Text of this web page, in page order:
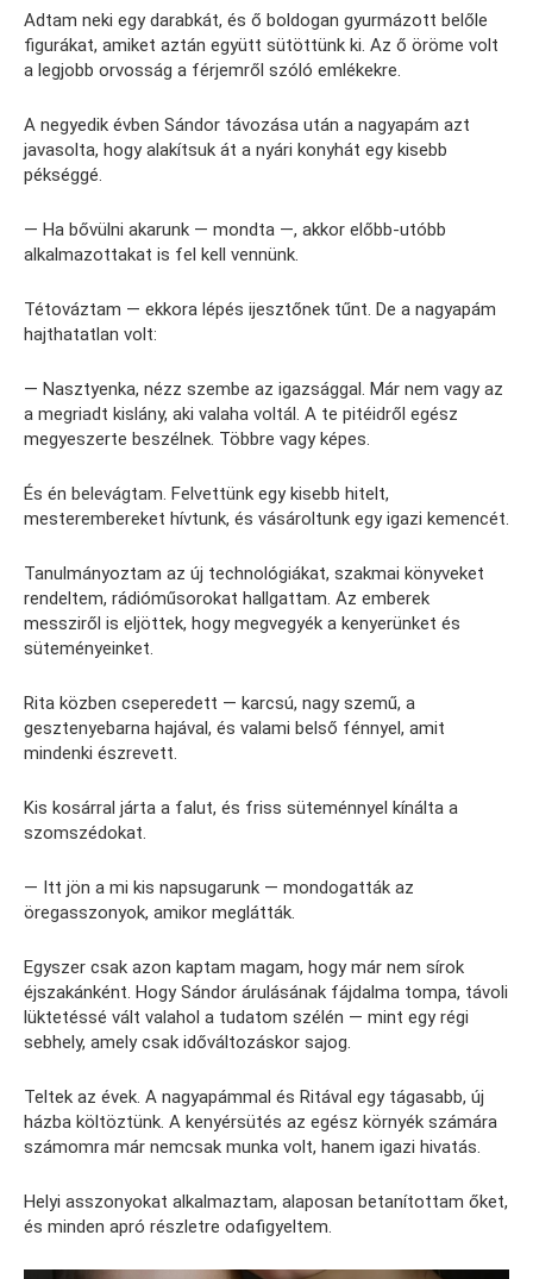
Adtam neki egy darabkát, és ő boldogan gyurmázott belőle
figurákat, amiket aztán együtt sütöttünk ki. Az ő öröme volt
a legjobb orvosság a férjemről szóló emlékekre.
A negyedik évben Sándor távozása után a nagyapám azt
javasolta, hogy alakítsuk át a nyári konyhát egy kisebb
pékséggé.
— Ha bővülni akarunk — mondta —, akkor előbb-utóbb
alkalmazottakat is fel kell vennünk.
Tétováztam — ekkora lépés ijesztőnek tűnt. De a nagyapám
hajthatatlan volt:
— Nasztyenka, nézz szembe az igazsággal. Már nem vagy az
a megriadt kislány, aki valaha voltál. A te pitéidről egész
megyeszerte beszélnek. Többre vagy képes.
És én belevágtam. Felvettünk egy kisebb hitelt,
mesterembereket hívtunk, és vásároltunk egy igazi kemencét.
Tanulmányoztam az új technológiákat, szakmai könyveket
rendeltem, rádióműsorokat hallgattam. Az emberek
messziről is eljöttek, hogy megvegyék a kenyerünket és
süteményeinket.
Rita közben cseperedett — karcsú, nagy szemű, a
gesztenyebarna hajával, és valami belső fénnyel, amit
mindenki észrevett.
Kis kosárral járta a falut, és friss süteménnyel kínálta a
szomszédokat.
— Itt jön a mi kis napsugarunk — mondogatták az
öregasszonyok, amikor meglátták.
Egyszer csak azon kaptam magam, hogy már nem sírok
éjszakánként. Hogy Sándor árulásának fájdalma tompa, távoli
lüktetéssé vált valahol a tudatom szélén — mint egy régi
sebhely, amely csak időváltozáskor sajog.
Teltek az évek. A nagyapámmal és Ritával egy tágasabb, új
házba költöztünk. A kenyérsütés az egész környék számára
számomra már nemcsak munka volt, hanem igazi hivatás.
Helyi asszonyokat alkalmaztam, alaposan betanítottam őket,
és minden apró részletre odafigyeltem.